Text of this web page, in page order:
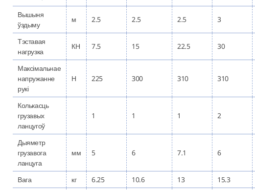
Вышыня
ўздыму
м 2.5 2.5 2.5 3
Тэставая
нагрузка
КН 7.5 15 22.5 30
Максімальнае
напружанне
рукі
Н 225 300 310 310
Колькасць
грузавых
ланцугоў
1 1 1 2
Дыяметр
грузавога
ланцуга
мм 5 6 7.1 6
Вага кг 6.25 10.6 13 15.3